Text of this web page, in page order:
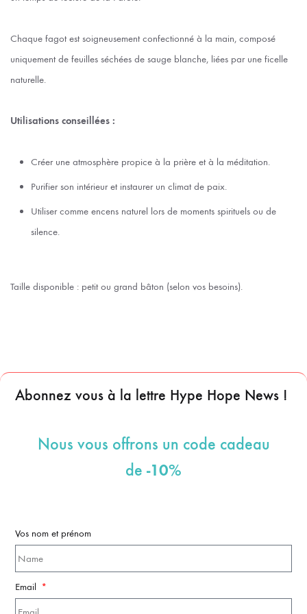
Chaque fagot est soigneusement confectionné à la main, composé
uniquement de feuilles séchées de sauge blanche, liées par une ficelle
naturelle.
Utilisations conseillées :
Créer une atmosphère propice à la prière et à la méditation.
Purifier son intérieur et instaurer un climat de paix.
Utiliser comme encens naturel lors de moments spirituels ou de
silence.
Taille disponible : petit ou grand bâton (selon vos besoins).
Abonnez vous à la lettre Hype Hope News !
Nous vous offrons un code cadeau
de -10%
Vos nom et prénom
Email